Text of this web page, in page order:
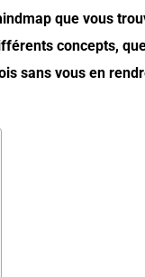
que vous
concepts,
sans vous en